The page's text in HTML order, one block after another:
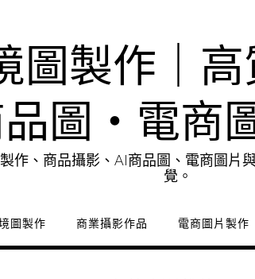
圖製作｜
圖・電商
作、商品攝影、AI商品圖、電商圖片
覺。
圖製作 商業攝影作品 電商圖片製作